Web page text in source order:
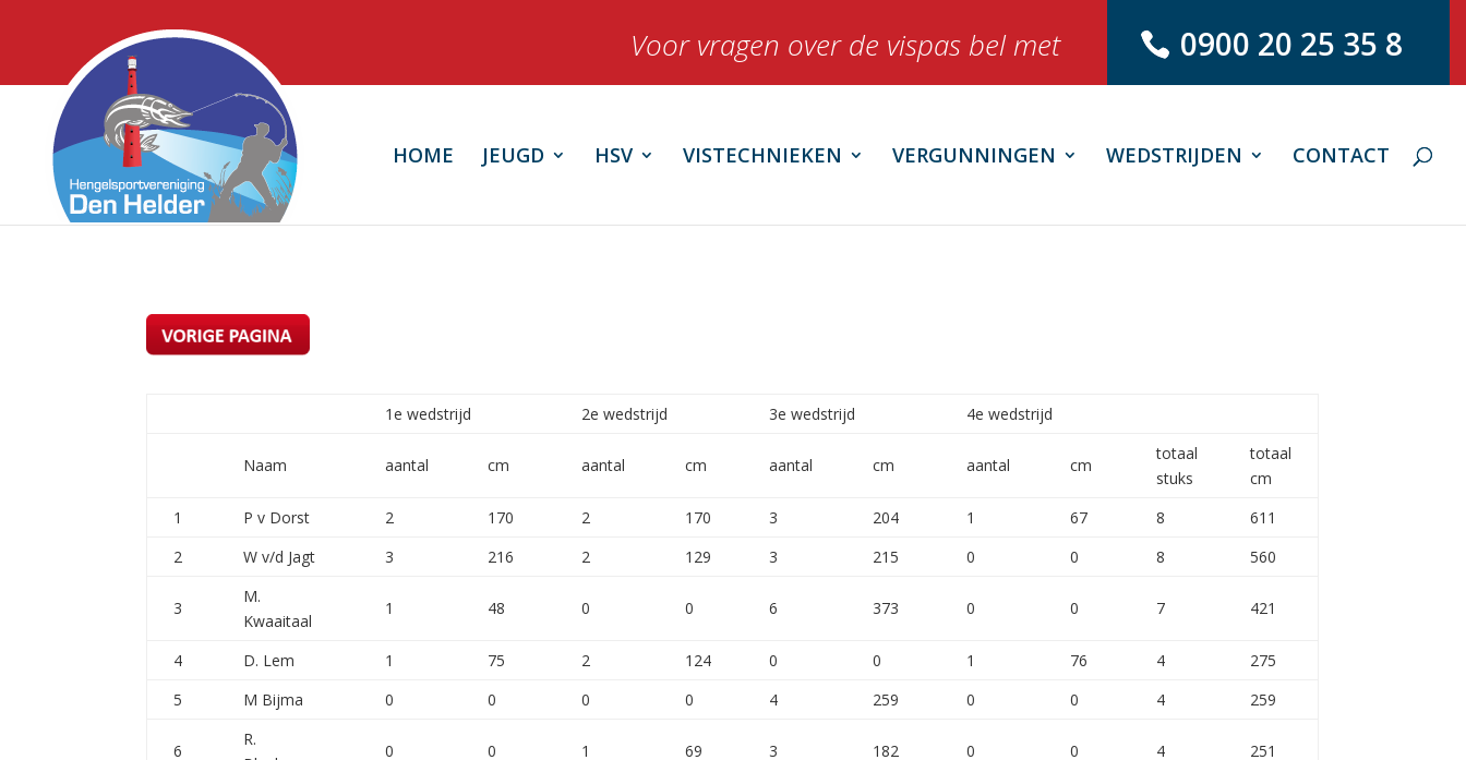
Voor vragen over de vispas bel met 0900 20 25 35 8
HOME JEUGD HSV VISTECHNIEKEN VERGUNNINGEN WEDSTRIJDEN CONTACT
1e wedstrijd 2e wedstrijd 3e wedstrijd 4e wedstrijd
Naam aantal cm aantal cm aantal cm aantal cm
totaal
stuks
totaal
cm
1
P v Dorst 2 170 2 170 3 204 1 67 8
611
2
W v/d Jagt 3 216 2 129 3 215 0 0 8 560
3
M.
Kwaaitaal
1 48 0 0 6 373 0 0 7 421
4 D. Lem 1 75 2 124 0 0 1 76 4
275
5
M Bijma 0 0 0 0 4 259 0 0 4 259
6
R.
0 0 1 69 3 182 0 0 4 251